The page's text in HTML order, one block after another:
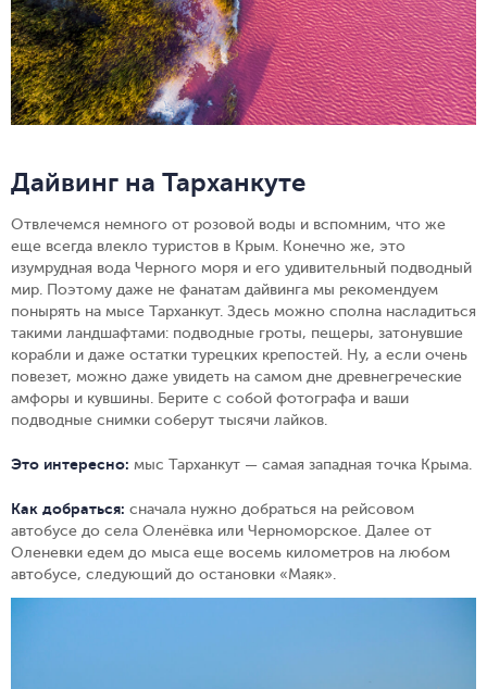
Дайвинг на Тарханкуте
Отвлечемся немного от розовой воды и вспомним, что же
еще всегда влекло туристов в Крым. Конечно же, это
изумрудная вода Черного моря и его удивительный подводный
мир. Поэтому даже не фанатам дайвинга мы рекомендуем
понырять на мысе Тарханкут. Здесь можно сполна насладиться
такими ландшафтами: подводные гроты, пещеры, затонувшие
корабли и даже остатки турецких крепостей. Ну, а если очень
повезет, можно даже увидеть на самом дне древнегреческие
амфоры и кувшины. Берите с собой фотографа и ваши
подводные снимки соберут тысячи лайков.
Это интересно: мыс Тарханкут — самая западная точка Крыма.
Как добраться: сначала нужно добраться на рейсовом
автобусе до села Оленёвка или Черноморское. Далее от
Оленевки едем до мыса еще восемь километров на любом
автобусе, следующий до остановки «Маяк».